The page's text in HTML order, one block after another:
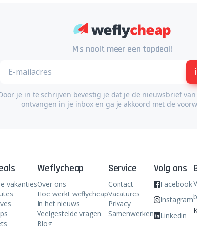
Mis nooit meer een topdeal!
je in te schrijven bevestig je dat je de nieuwsbrief
ontvangen in je inbox en ga je akkoord met de
vakanties
Weflycheap
Over ons
Hoe werkt weflycheap
In het nieuws
Veelgestelde vragen
Blog
Service
Contact
Vacatures
Privacy
Samenwerken
Volg ons
Facebook
Instagram
Linkedin